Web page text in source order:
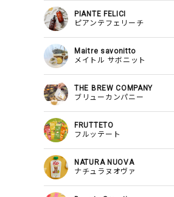
PIANTE FELICI
ピアンテフェリーチ
Maitre savonitto
メイトル サボニット
THE BREW COMPANY
ブリューカンパニー
FRUTTETO
フルッテート
NATURA NUOVA
ナチュラヌオヴァ